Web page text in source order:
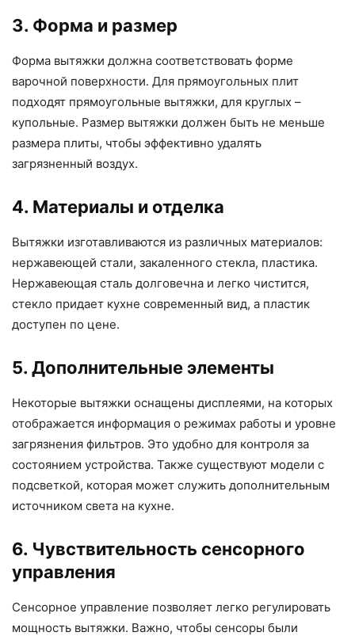
3. Форма и размер
Форма вытяжки должна соответствовать форме
варочной поверхности. Для прямоугольных плит
подходят прямоугольные вытяжки, для круглых –
купольные. Размер вытяжки должен быть не меньше
размера плиты, чтобы эффективно удалять
загрязненный воздух.
4. Материалы и отделка
Вытяжки изготавливаются из различных материалов:
нержавеющей стали, закаленного стекла, пластика.
Нержавеющая сталь долговечна и легко чистится,
стекло придает кухне современный вид, а пластик
доступен по цене.
5. Дополнительные элементы
Некоторые вытяжки оснащены дисплеями, на которых
отображается информация о режимах работы и уровне
загрязнения фильтров. Это удобно для контроля за
состоянием устройства. Также существуют модели с
подсветкой, которая может служить дополнительным
источником света на кухне.
6. Чувствительность сенсорного
управления
Сенсорное управление позволяет легко регулировать
мощность вытяжки. Важно, чтобы сенсоры были